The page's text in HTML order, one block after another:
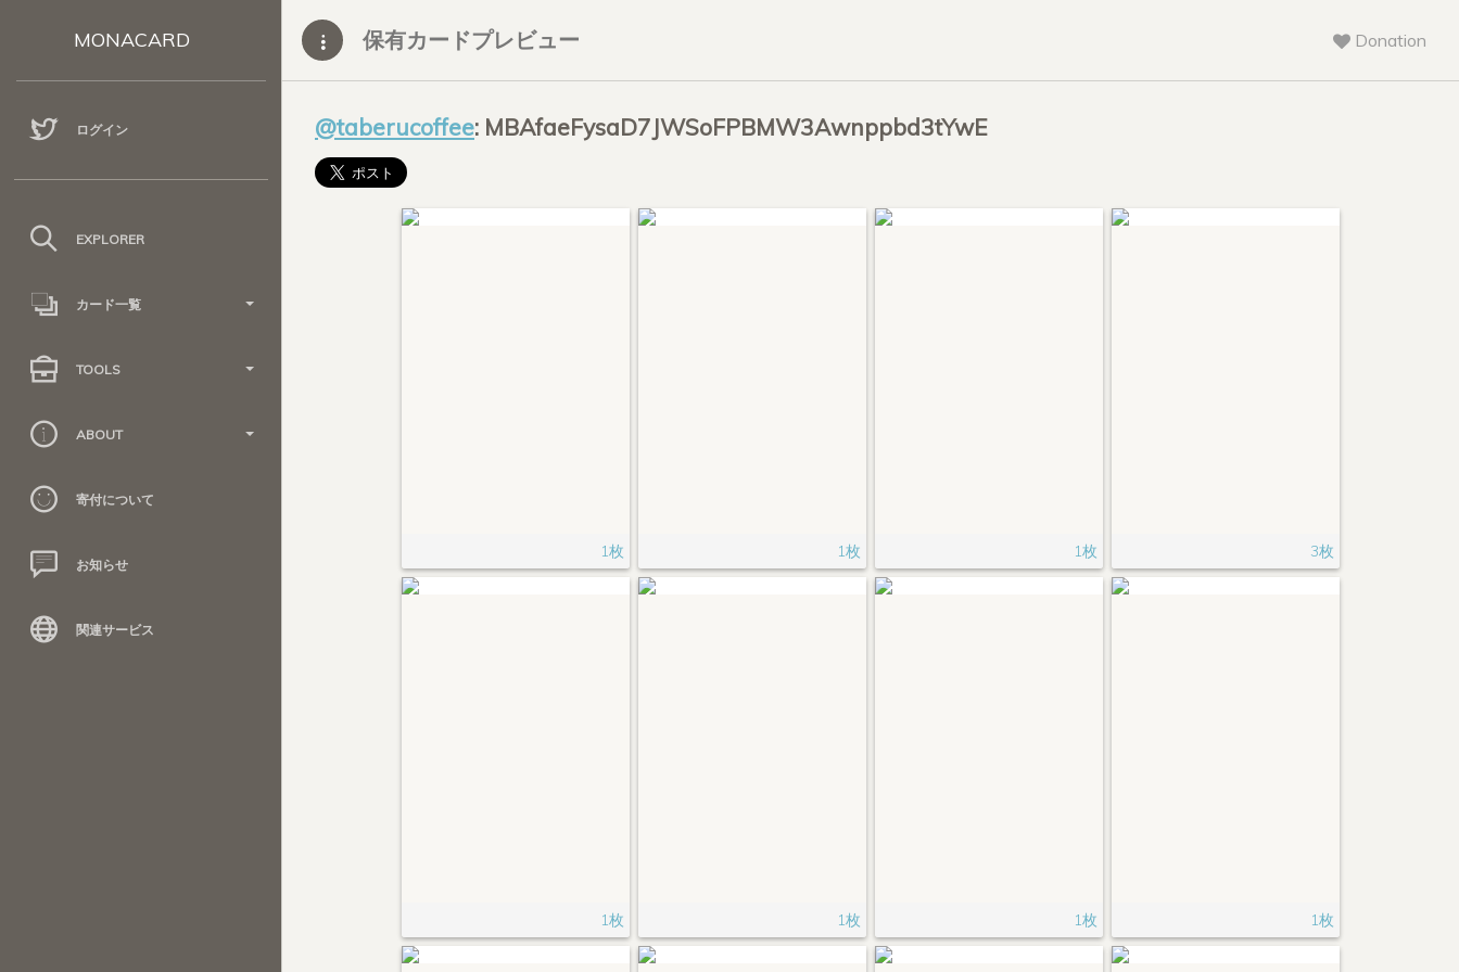
MONACARD
ログイン
EXPLORER
カード一覧
TOOLS
ABOUT
寄付について
お知らせ
関連サービス
保有カードプレビュー Donation
@taberucoffee: MBAfaeFysaD7JWSoFPBMW3Awnppbd3tYwE
1枚 1枚 1枚 3枚
1枚 1枚 1枚 1枚